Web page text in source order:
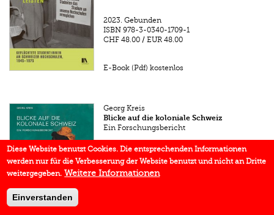
2023. Gebunden
ISBN 978-3-0340-1709-1
CHF 48.00 /EUR 48.00
E-Book (Pdf) kostenlos
Georg Kreis
Blicke auf die koloniale Schweiz
Ein Forschungsbericht
2023. Gebunden
ISBN 978-3-0340-1717-6
CHF 38.00/EUR 38.00
Diese Website benutzt Cookies. Die entsprechenden Informationen
werden nur für die Verbesserung der Website benutzt und nicht an Dritte
weitergegeben. Weitere Informationen
Einverstanden